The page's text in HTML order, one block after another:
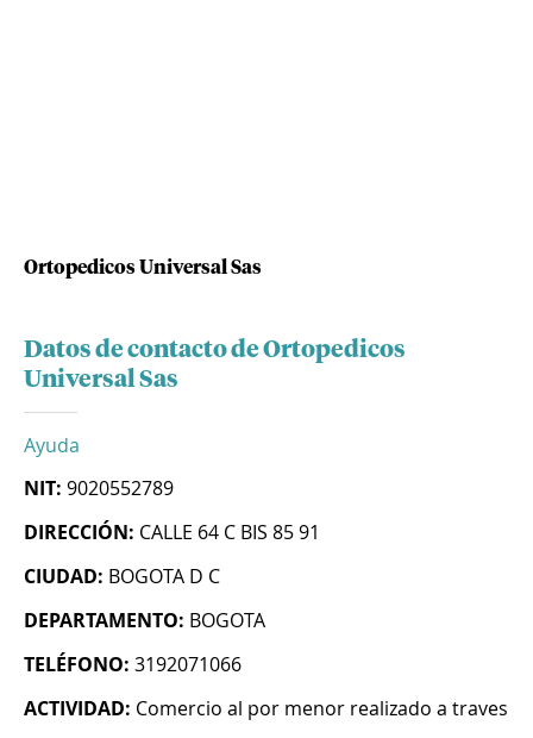
Ortopedicos Universal Sas
Datos de contacto de Ortopedicos
Universal Sas
Ayuda
NIT: 9020552789
DIRECCIÓN: CALLE 64 C BIS 85 91
CIUDAD: BOGOTA D C
DEPARTAMENTO: BOGOTA
TELÉFONO: 3192071066
ACTIVIDAD: Comercio al por menor realizado a traves